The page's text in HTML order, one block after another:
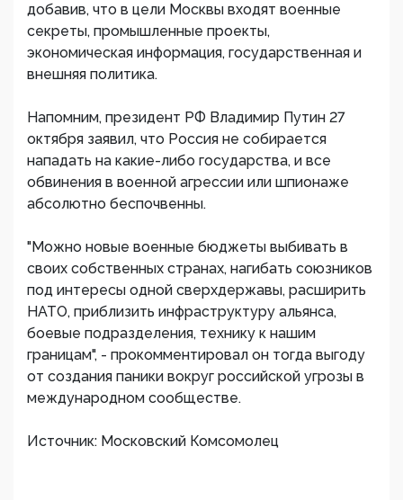
добавив, что в цели Москвы входят военные
секреты, промышленные проекты,
экономическая информация, государственная и
внешняя политика.
Напомним, президент РФ Владимир Путин 27
октября заявил, что Россия не собирается
нападать на какие-либо государства, и все
обвинения в военной агрессии или шпионаже
абсолютно беспочвенны.
"Можно новые военные бюджеты выбивать в
своих собственных странах, нагибать союзников
под интересы одной сверхдержавы, расширить
НАТО, приблизить инфраструктуру альянса,
боевые подразделения, технику к нашим
границам", - прокомментировал он тогда выгоду
от создания паники вокруг российской угрозы в
международном сообществе.
Источник: Московский Комсомолец